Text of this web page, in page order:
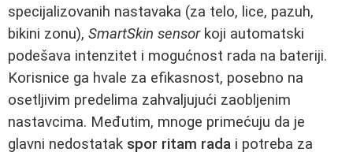
specijalizovanih nastavaka (za telo, lice, pazuh,
bikini zonu), SmartSkin sensorkoji automatski
podešava intenzitet i mogućnost rada na bateriji.
Korisnice ga hvale za efikasnost, posebno na
osetljivim predelima zahvaljujući zaobljenim
nastavcima. Međutim, mnoge primećuju da je
glavni nedostatak spor ritam rada i potreba za